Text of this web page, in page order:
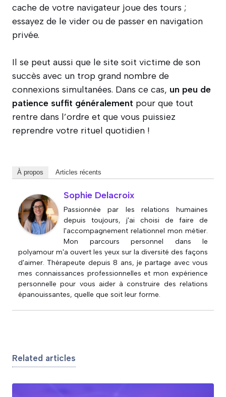
cache de votre navigateur joue des tours ;
essayez de le vider ou de passer en navigation
privée.
Il se peut aussi que le site soit victime de son
succès avec un trop grand nombre de
connexions simultanées. Dans ce cas, un peu de
patience suffit généralement pour que tout
rentre dans l’ordre et que vous puissiez
reprendre votre rituel quotidien !
À propos Articles récents
Sophie Delacroix
Passionnée par les relations humaines
depuis toujours, j'ai choisi de faire de
l'accompagnement relationnel mon métier.
Mon parcours personnel dans le
polyamour m'a ouvert les yeux sur la diversité des façons
d'aimer. Thérapeute depuis 8 ans, je partage avec vous
mes connaissances professionnelles et mon expérience
personnelle pour vous aider à construire des relations
épanouissantes, quelle que soit leur forme.
Related articles